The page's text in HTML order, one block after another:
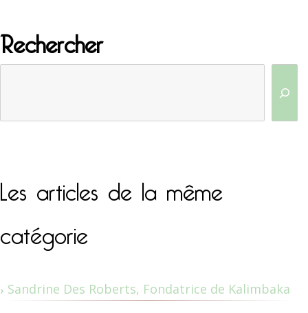
Rechercher
Les articles de la même
catégorie
Sandrine Des Roberts, Fondatrice de Kalimbaka